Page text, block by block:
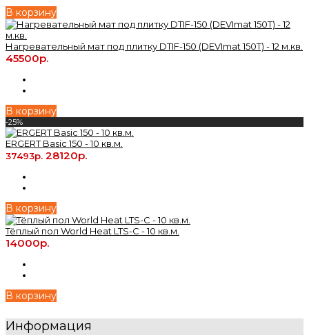
В корзину
Нагревательный мат под плитку DTIF-150 (DEVImat 150T) - 12 м.кв.
45500р.
В корзину
-25%
ERGERT Basic 150 - 10 кв.м.
37493р. 28120р.
В корзину
Тёплый пол World Heat LTS-C - 10 кв.м.
14000р.
В корзину
Информация